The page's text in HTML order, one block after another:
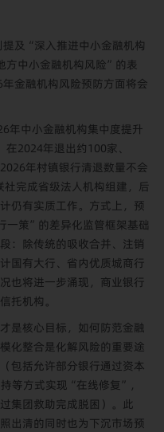
及“深入推进中小金融机构
中小金融机构风险”的表
金融机构风险预防方面将会
年中小金融机构集中度提升
2024年退出约100家、
年村镇银行清退数量不会
完成省级法人机构组建，后
仍有实质工作。方式上，预
策”的差异化监管框架基础
：除传统的吸收合并、注销
国有大行、省内优质城商行
也将进一步涌现，商业银行
托机构。
是核心目标，如何防范金融
化整合是化解风险的重要途
包括允许部分银行通过资本
等方式实现“在线修复”，
集团救助完成脱困）。此
出清的同时也为下沉市场预